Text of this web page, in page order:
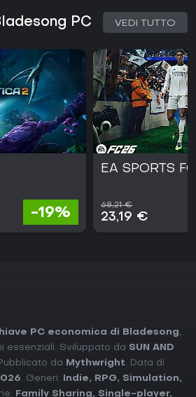
PC VEDI TUTTO
-19%
EA SPORTS
68,21 €
23,19 €
PC economica di Bladesong,
essenziali. Sviluppato da SUN AND
da Mythwright. Data di
. Generi: Indie, RPG, Simulation,
Family Sharing, Single-player,